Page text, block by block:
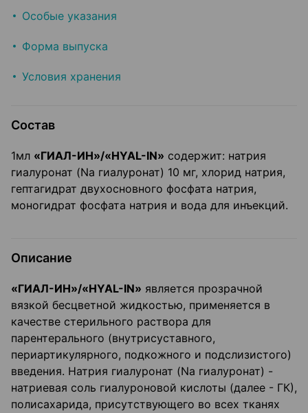
Особые указания
Форма выпуска
Условия хранения
Состав
1мл «ГИАЛ-ИН»/«HYAL-IN» содержит: натрия
гиалуронат (Na гиалуронат) 10 мг, хлорид натрия,
гептагидрат двухосновного фосфата натрия,
моногидрат фосфата натрия и вода для инъекций.
Описание
«ГИАЛ-ИН»/«HYAL-IN» является прозрачной
вязкой бесцветной жидкостью, применяется в
качестве стерильного раствора для
парентерального (внутрисуставного,
периартикулярного, подкожного и подслизистого)
введения. Натрия гиалуронат (Na гиалуронат) -
натриевая соль гиалуроновой кислоты (далее - ГК),
полисахарида, присутствующего во всех тканях